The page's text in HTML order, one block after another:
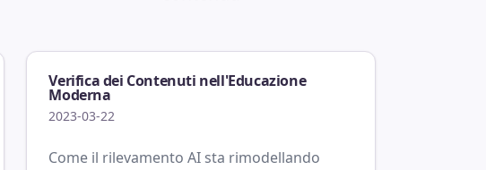
Verifica dei Contenuti nell'Educazione
Moderna
2023-03-22
Come il rilevamento AI sta rimodellando